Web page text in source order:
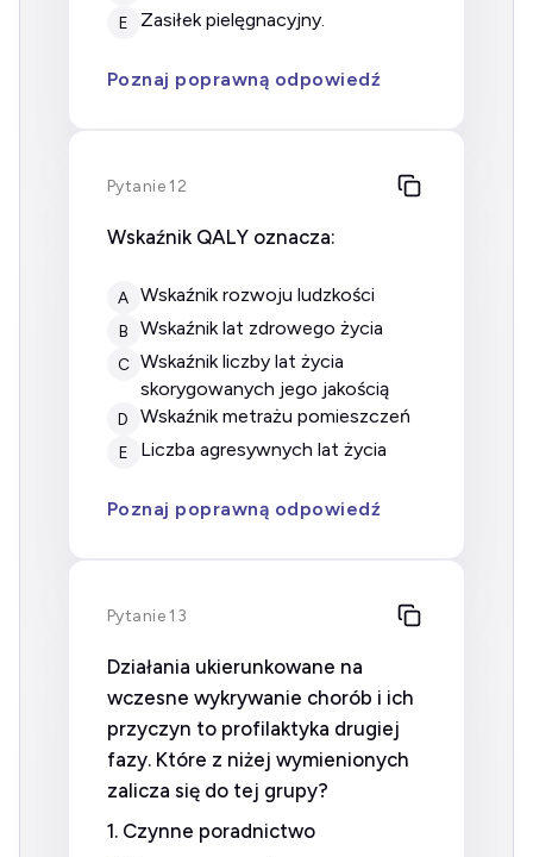
E zasiłek pielęgnacyjny.
Poznaj poprawną odpowiedź
Pytanie 12
Wskaźnik QALY oznacza:
A Wskaźnik rozwoju ludzkości
B Wskaźnik lat zdrowego życia
C Wskaźnik liczby lat życia
skorygowanych jego jakością
D Wskaźnik metrażu pomieszczeń
E Liczba agresywnych lat życia
Poznaj poprawną odpowiedź
Pytanie 13
Działania ukierunkowane na
wczesne wykrywanie chorób i ich
przyczyn to profilaktyka drugiej
fazy. Które z niżej wymienionych
zalicza się do tej grupy?
1. Czynne poradnictwo